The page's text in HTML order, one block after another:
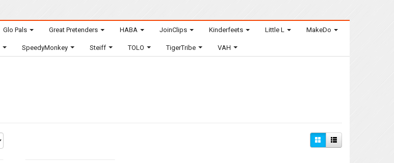
Glo Pals Great Pretenders HABA JoinClips Kinderfeets Little L MakeDo
SpeedyMonkey Steiff TOLO TigerTribe VAH